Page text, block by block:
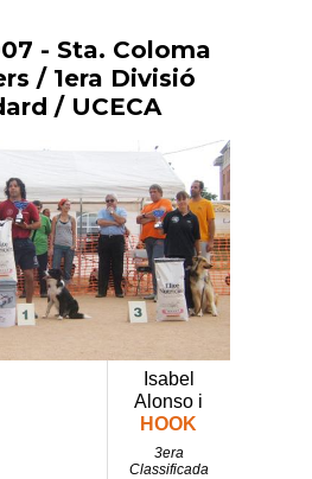
Vés
al
contingut
- Sta. Coloma
/ 1era Divisió
/ UCECA
Isabel
Alonso i
HOOK
3era
Classificada